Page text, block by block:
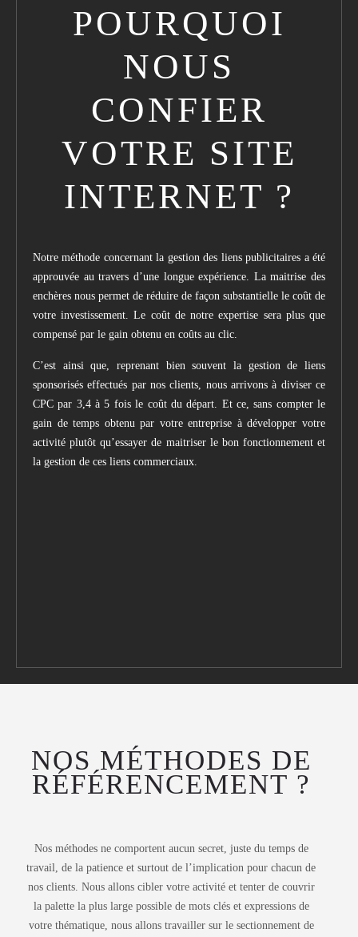
POURQUOI
NOUS
CONFIER
VOTRE SITE
INTERNET ?
Notre méthode concernant la gestion des liens publicitaires a été
approuvée au travers d’une longue expérience. La maitrise des
enchères nous permet de réduire de façon substantielle le coût de
votre investissement. Le coût de notre expertise sera plus que
compensé par le gain obtenu en coûts au clic.
C’est ainsi que, reprenant bien souvent la gestion de liens
sponsorisés effectués par nos clients, nous arrivons à diviser ce
CPC par 3,4 à 5 fois le coût du départ. Et ce, sans compter le
gain de temps obtenu par votre entreprise à développer votre
activité plutôt qu’essayer de maitriser le bon fonctionnement et
la gestion de ces liens commerciaux.
NOS MÉTHODES DE
RÉFÉRENCEMENT ?
Nos méthodes ne comportent aucun secret, juste du temps de
travail, de la patience et surtout de l’implication pour chacun de
nos clients. Nous allons cibler votre activité et tenter de couvrir
la palette la plus large possible de mots clés et expressions de
votre thématique, nous allons travailler sur le sectionnement de